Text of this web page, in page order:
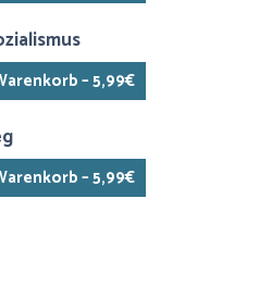
– 5,99€
– 5,99€